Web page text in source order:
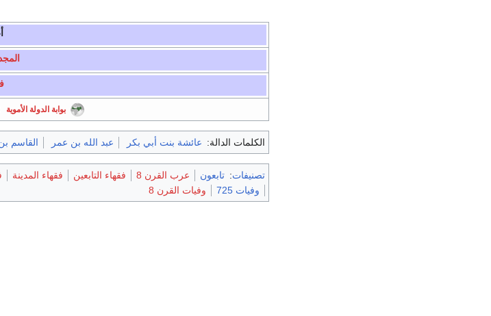
بوابة الدولة الأموية
الكلمات الدالة: عائشة بنت أبي بكر عبد الله بن عمر القاسم
تصنيفات: تابعون عرب القرن 8 فقهاء التابعين فقهاء المدينة
وفيات 725
وفيات القرن 8